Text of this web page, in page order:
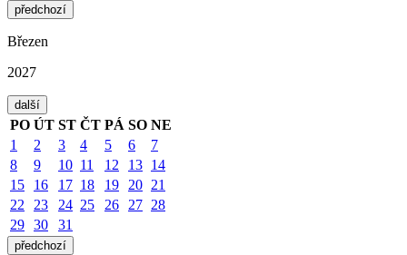
předchozí
Březen
2027
další
PO ÚT ST ČT PÁ SO NE
1
2 3 4 5 6
7
8
9 10 11 12 13 14
15
16 17 18 19 20 21
22 23 24 25 26 27 28
29 30 31
předchozí